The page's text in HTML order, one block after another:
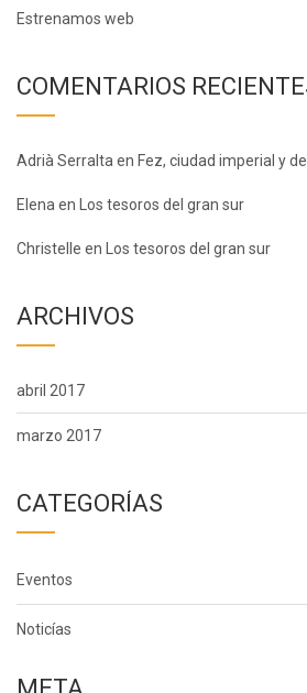
Estrenamos web
COMENTARIOS
Adrià Serralta en Fez, ciudad imperial y
Elena en Los tesoros del gran sur
Christelle en Los tesoros del gran sur
ARCHIVOS
abril 2017
marzo 2017
CATEGORÍAS
Eventos
Noticías